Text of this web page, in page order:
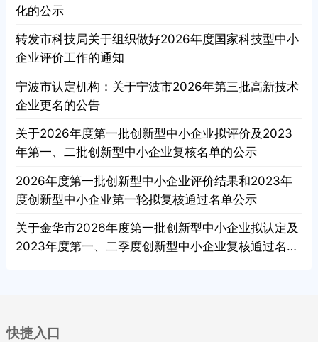
化的公示
转发市科技局关于组织做好2026年度国家科技型中小
企业评价工作的通知
宁波市认定机构：关于宁波市2026年第三批高新技术
企业更名的公告
关于2026年度第一批创新型中小企业拟评价及2023
年第一、二批创新型中小企业复核名单的公示
2026年度第一批创新型中小企业评价结果和2023年
度创新型中小企业第一轮拟复核通过名单公示
关于金华市2026年度第一批创新型中小企业拟认定及
2023年度第一、二季度创新型中小企业复核通过名单
快捷入口